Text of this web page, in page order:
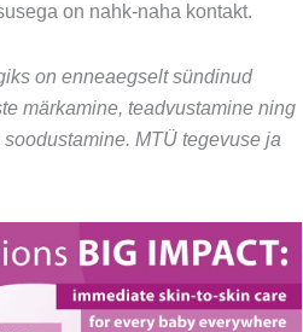
on nahk-naha kontakt.
on enneaegselt sündinud
märkamine, teadvustamine ning
MTÜ tegevuse ja